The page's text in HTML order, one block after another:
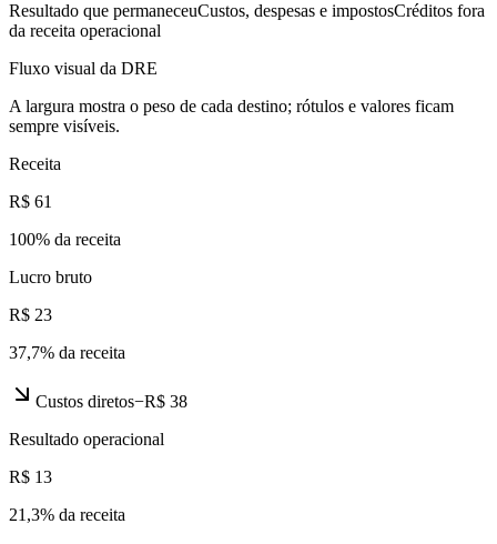
Resultado que permaneceuCustos, despesas e impostosCréditos fora
da receita operacional
Fluxo visual da DRE
A largura mostra o peso de cada destino; rótulos e valores ficam
sempre visíveis.
Receita
R$ 61
100% da receita
Lucro bruto
R$ 23
37,7% da receita
Custos diretos−R$ 38
Resultado operacional
R$ 13
21,3% da receita